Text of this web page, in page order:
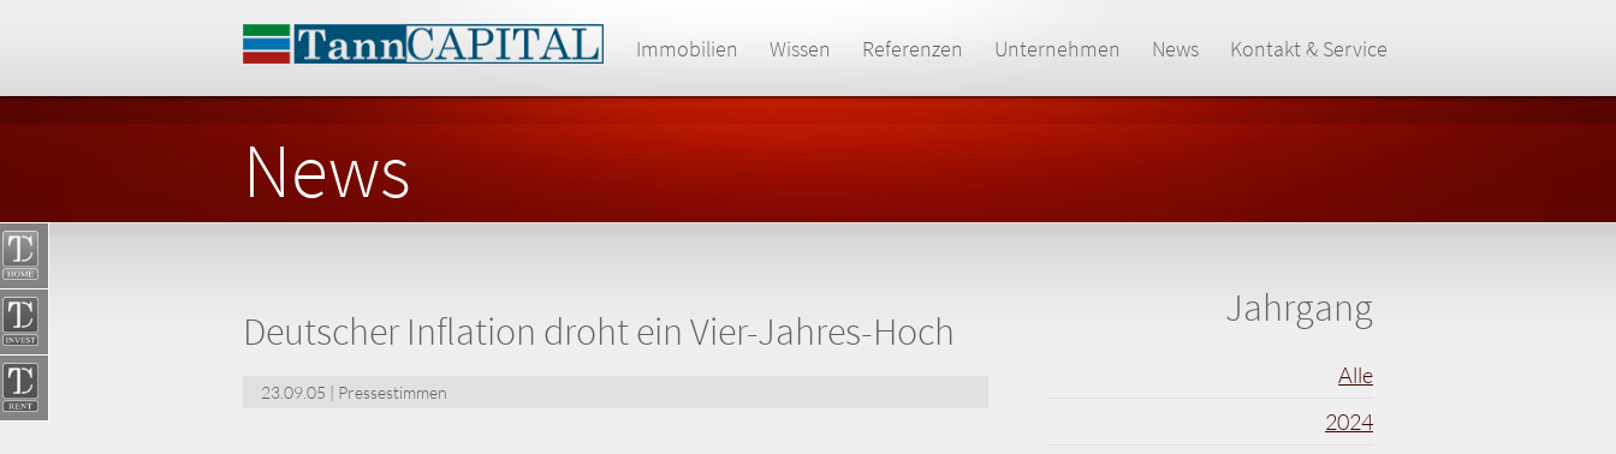
Immobilien Wissen Referenzen Unternehmen News Kontakt & Service
News
Deutscher Inflation droht ein Vier-Jahres-Hoch
23.09.05 | Pressestimmen
Jahrgang
Alle
2024